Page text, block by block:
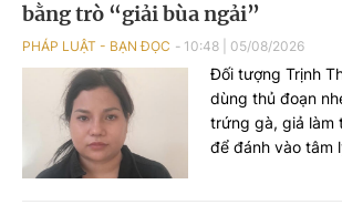
và Đánh bạc theo
luật Hình sự.
bằng trò “giải bùa ngải”
PHÁP LUẬT - BẠN ĐỌC 10:48 05/08/2026
Đối tượng Trịnh
dùng thủ đoạn
trứng gà, giả làm
để đánh vào tâm